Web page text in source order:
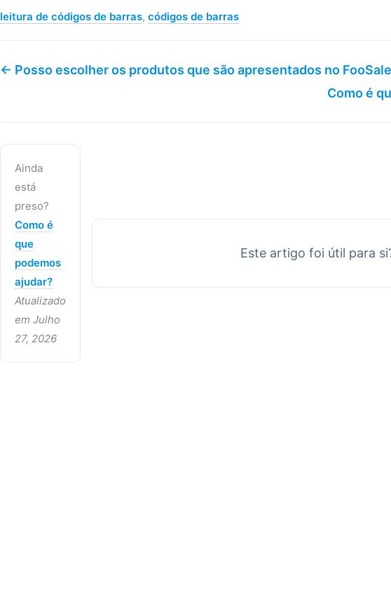
leitura de códigos de barras, códigos de barras
← Posso escolher os produtos que são apresentados no
Como é
Ainda
está
preso?
Como é
que
podemos
ajudar?
Atualizado
em Julho
27, 2026
Este artigo foi útil para